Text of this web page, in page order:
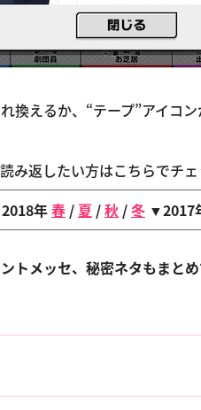
換えるか、“テープ”アイコ
み返したい方はこちらでチェ
年春 /夏 /秋 /冬 ▼2017
トメッセ、秘密ネタもまとめ